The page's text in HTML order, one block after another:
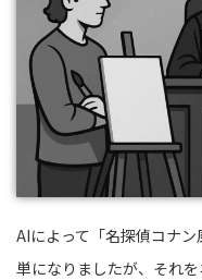
AIによって「名探偵コナ
単になりましたが、それ